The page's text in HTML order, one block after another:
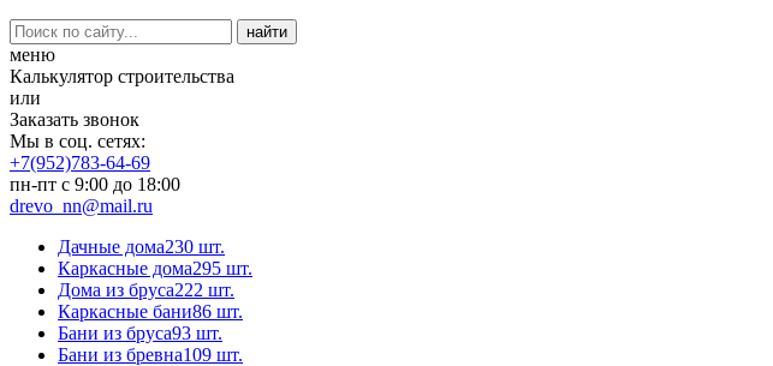
меню
Калькулятор строительства
или
Заказать звонок
Мы в соц. сетях:
+7(952)783-64-69
пн-пт с 9:00 до 18:00
drevo_nn@mail.ru
Дачные дома230 шт.
Каркасные дома295 шт.
Дома из бруса222 шт.
Каркасные бани86 шт.
Бани из бруса93 шт.
Бани из бревна109 шт.